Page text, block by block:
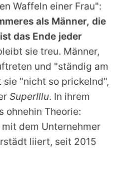
Waffeln einer Frau":
als Männer, die
das Ende jeder
sie treu. Männer,
und "ständig am
sie "nicht so prickelnd",
SuperIllu. In ihrem
ohnehin Theorie:
dem Unternehmer
liiert, seit 2015